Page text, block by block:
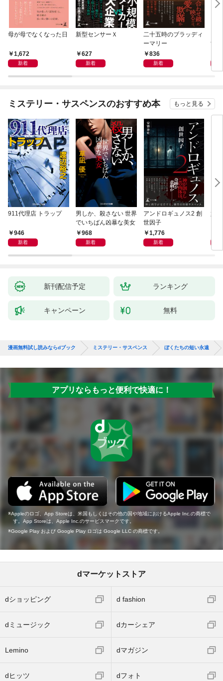
母が母でなくなった日
1,672
新着
新型センサーＸ
627
新着
二十五時のブラッディ
ーマリー
836
新着
世
ミステリー・サスペンスのおすすめ本 もっと見る
911代理店 トラップ
946
新着
男しか、殺さない 世界
でいちばん凶暴な美女
968
新着
アンドロギュノス2 創
世因子
1,776
新着
姐
新刊配信予定 ランキング
キャンペーン 無料
漫画無料試し読みならdブック ミステリー・サスペンス ぼくたちの短い永遠
アプリならもっと便利で快適に！
Appleのロゴ、App Storeは、米国もしくはその他の国や地域におけるApple Inc.の商標で
す。App Storeは、Apple Inc.のサービスマークです。
Google Play および Google Play ロゴは Google LLC の商標です。
dマーケットストア
dショッピング d fashion
dミュージック dカーシェア
Lemino dマガジン
dヒッツ dフォト